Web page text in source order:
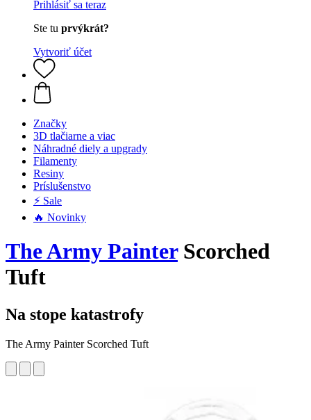
Prihlásiť sa teraz
Ste tu prvýkrát?
Vytvoriť účet
Značky
3D tlačiarne a viac
Náhradné diely a upgrady
Filamenty
Resiny
Príslušenstvo
⚡ Sale
🔥 Novinky
The Army PainterScorched
Tuft
Na stope katastrofy
The Army Painter Scorched Tuft